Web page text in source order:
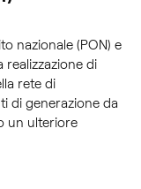
nazionale (PON) e
realizzazione di
rete di
di generazione da
un ulteriore